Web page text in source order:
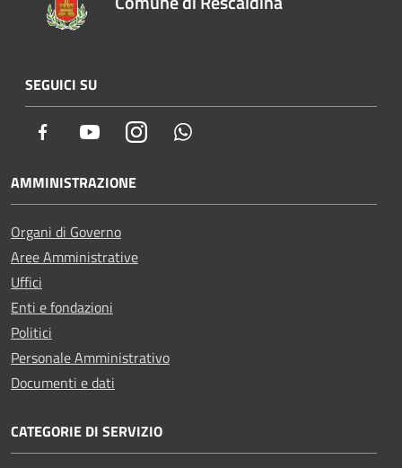
SEGUICI SU
Facebook YoutubeInstagram
AMMINISTRAZIONE
Organi di Governo
Aree Amministrative
Uffici
Enti e fondazioni
Politici
Personale Amministrativo
Documenti e dati
CATEGORIE DI SERVIZIO